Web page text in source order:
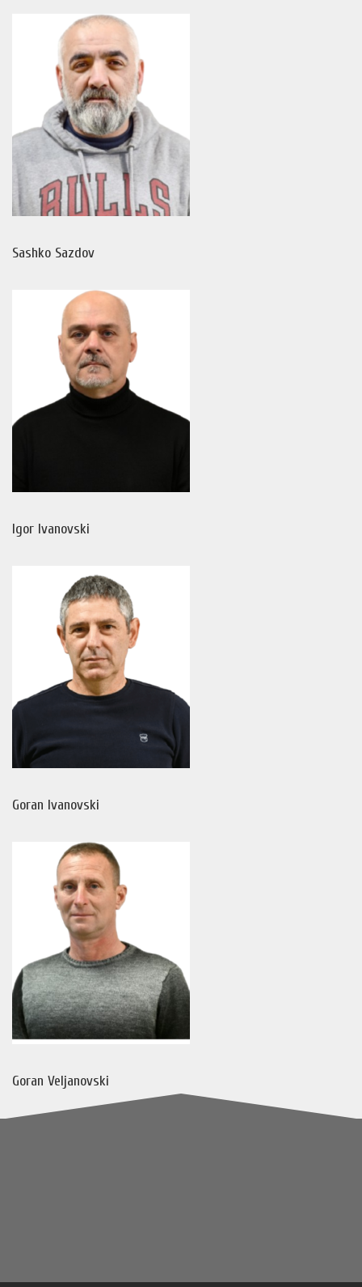
Sashko Sazdov
Igor Ivanovski
Goran Ivanovski
Goran Veljanovski